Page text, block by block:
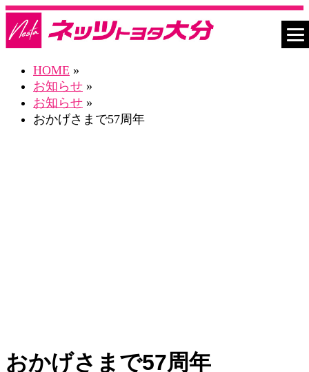
HOME »
お知らせ »
お知らせ »
おかげさまで57周年
おかげさまで57周年